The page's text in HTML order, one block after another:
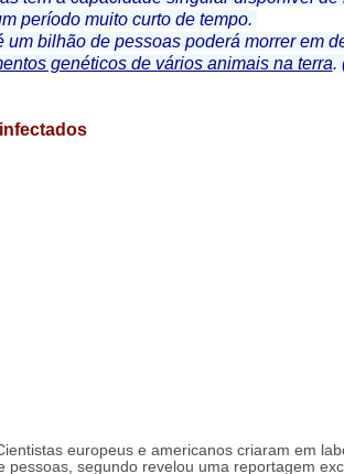
período muito curto de tempo.
bilhão de pessoas poderá morrer em
genéticos de vários animais na terra.
europeus e americanos criaram em
segundo revelou uma reportagem